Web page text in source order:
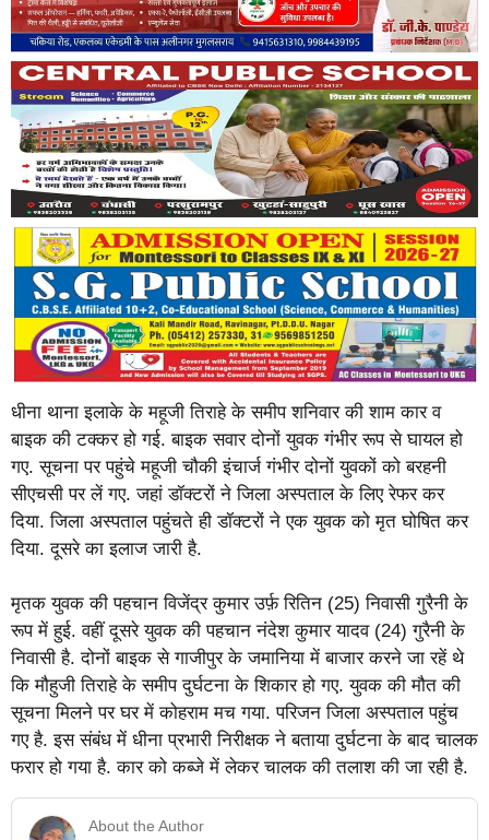
धीना थाना इलाके के महूजी तिराहे के समीप शनिवार की शाम कार व
बाइक की टक्कर हो गई. बाइक सवार दोनों युवक गंभीर रूप से घायल हो
गए. सूचना पर पहुंचे महूजी चौकी इंचार्ज गंभीर दोनों युवकों को बरहनी
सीएचसी पर लें गए. जहां डॉक्टरों ने जिला अस्पताल के लिए रेफर कर
दिया. जिला अस्पताल पहुंचते ही डॉक्टरों ने एक युवक को मृत घोषित कर
दिया. दूसरे का इलाज जारी है.
मृतक युवक की पहचान विजेंद्र कुमार उर्फ़ रितिन (25) निवासी गुरैनी के
रूप में हुई. वहीं दूसरे युवक की पहचान नंदेश कुमार यादव (24) गुरैनी के
निवासी है. दोनों बाइक से गाजीपुर के जमानिया में बाजार करने जा रहें थे
कि मौहुजी तिराहे के समीप दुर्घटना के शिकार हो गए. युवक की मौत की
सूचना मिलने पर घर में कोहराम मच गया. परिजन जिला अस्पताल पहुंच
गए है. इस संबंध में धीना प्रभारी निरीक्षक ने बताया दुर्घटना के बाद चालक
फरार हो गया है. कार को कब्जे में लेकर चालक की तलाश की जा रही है.
About the Author